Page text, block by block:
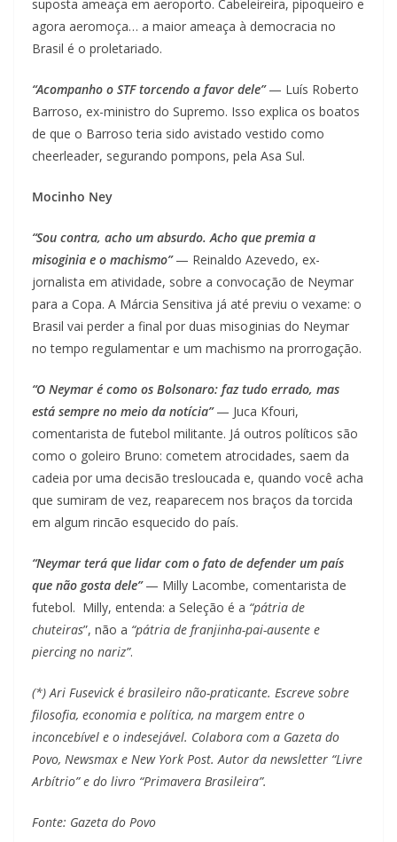
suposta ameaça em aeroporto. Cabeleireira, pipoqueiro e
agora aeromoça… a maior ameaça à democracia no
Brasil é o proletariado.
“Acompanho o STF torcendo a favor dele”— Luís Roberto
Barroso, ex-ministro do Supremo. Isso explica os boatos
de que o Barroso teria sido avistado vestido como
cheerleader, segurando pompons, pela Asa Sul.
Mocinho Ney
“Sou contra, acho um absurdo. Acho que premia a
misoginia e o machismo”— Reinaldo Azevedo, ex-
jornalista em atividade, sobre a convocação de Neymar
para a Copa. A Márcia Sensitiva já até previu o vexame: o
Brasil vai perder a final por duas misoginias do Neymar
no tempo regulamentar e um machismo na prorrogação.
“O Neymar é como os Bolsonaro: faz tudo errado, mas
está sempre no meio da notícia”— Juca Kfouri,
comentarista de futebol militante. Já outros políticos são
como o goleiro Bruno: cometem atrocidades, saem da
cadeia por uma decisão tresloucada e, quando você acha
que sumiram de vez, reaparecem nos braços da torcida
em algum rincão esquecido do país.
“Neymar terá que lidar com o fato de defender um país
que não gosta dele”— Milly Lacombe, comentarista de
futebol. Milly, entenda: a Seleção é a “pátria de
chuteiras”, não a “pátria de franjinha-pai-ausente e
piercing no nariz”.
(*) Ari Fusevick é brasileiro não-praticante. Escreve sobre
filosofia, economia e política, na margem entre o
inconcebível e o indesejável. Colabora com a Gazeta do
Povo, Newsmax e New York Post. Autor da newsletter “Livre
Arbítrio” e do livro “Primavera Brasileira”.
Fonte: Gazeta do Povo